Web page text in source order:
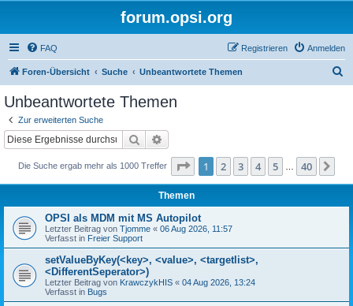
forum.opsi.org
FAQ Anmelden
Registrieren
Foren-Übersicht Suche Unbeantwortete Themen
Unbeantwortete Themen
Zur erweiterten Suche
Suche
Die Suche ergab mehr als 1000 Treffer Seite 1von 40
1 2 3 4 5 40
Themen
OPSI als MDM mit MS Autopilot
Letzter Beitrag von Tjomme « 06 Aug 2026, 11:57
Verfasst in Freier Support
setValueByKey(<key>, <value>, <targetlist>,
<DifferentSeperator>)
Letzter Beitrag von KrawczykHIS « 04 Aug 2026, 13:24
Verfasst in Bugs